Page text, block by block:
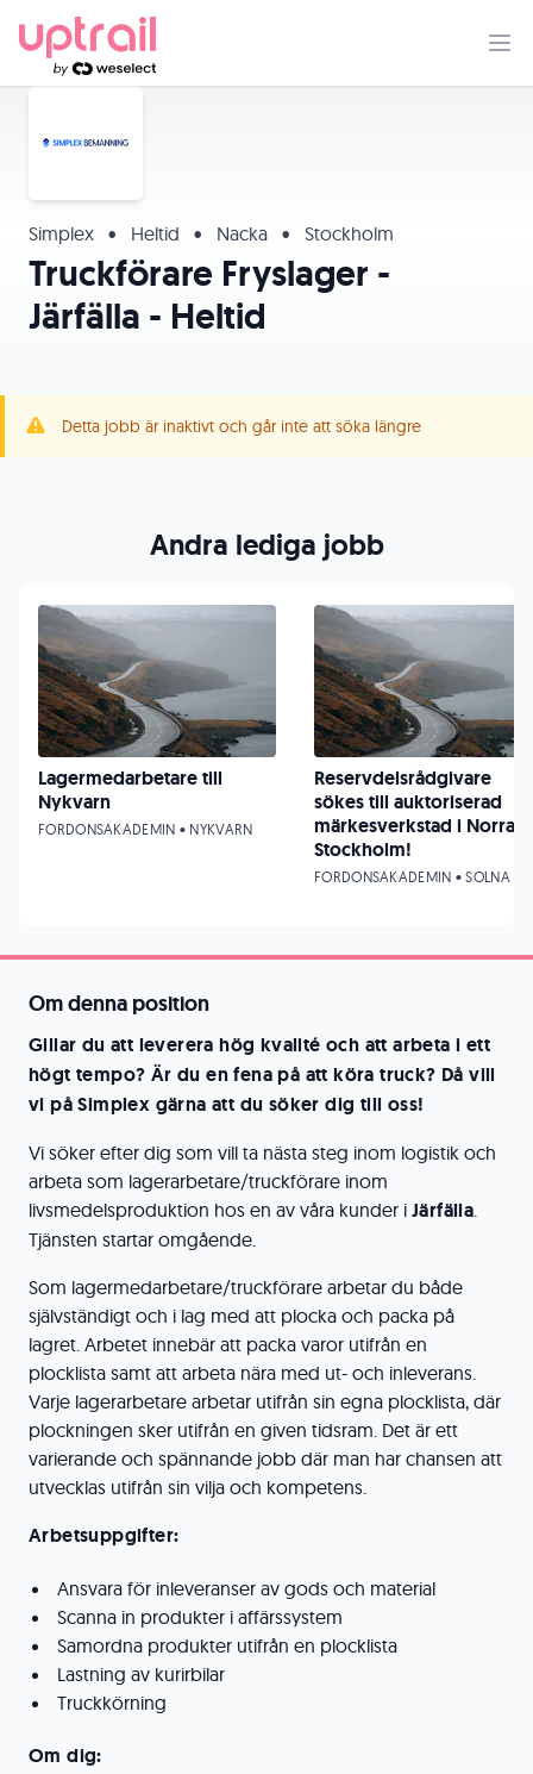
Simplex • Heltid • Nacka • Stockholm
Truckförare Fryslager -
Järfälla - Heltid
Detta jobb är inaktivt och går inte att söka längre
Om denna position
Gillar du att leverera hög kvalité och att arbeta i ett
högt tempo? Är du en fena på att köra truck? Då vill
vi på Simplex gärna att du söker dig till oss!
Vi söker efter dig som vill ta nästa steg inom logistik och
arbeta som lagerarbetare/truckförare inom
livsmedelsproduktion hos en av våra kunder i Järfälla.
Tjänsten startar omgående.
Som lagermedarbetare/truckförare arbetar du både
självständigt och i lag med att plocka och packa på
lagret. Arbetet innebär att packa varor utifrån en
plocklista samt att arbeta nära med ut- och inleverans.
Varje lagerarbetare arbetar utifrån sin egna plocklista, där
plockningen sker utifrån en given tidsram. Det är ett
varierande och spännande jobb där man har chansen att
utvecklas utifrån sin vilja och kompetens.
Arbetsuppgifter:
Ansvara för inleveranser av gods och material
Scanna in produkter i affärssystem
Samordna produkter utifrån en plocklista
Lastning av kurirbilar
Truckkörning
Om dig:
Andra lediga jobb
Lagermedarbetare till
Nykvarn
FORDONSAKADEMIN • NYKVARN
Reservdelsrådgivare
sökes till auktoriserad
märkesverkstad i Norra
Stockholm!
FORDONSAKADEMIN • SOLNA